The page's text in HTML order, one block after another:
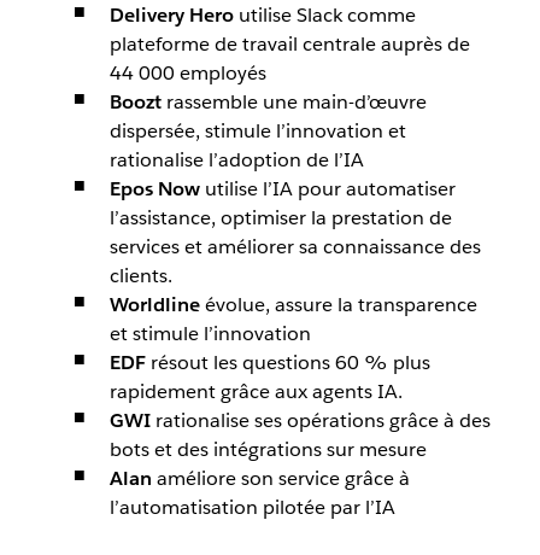
Delivery Hero utilise Slack comme
plateforme de travail centrale auprès de
44 000 employés
Booztrassemble une main-d’œuvre
dispersée, stimule l’innovation et
rationalise l’adoption de l’IA
Epos Now utilise l’IA pour automatiser
l’assistance, optimiser la prestation de
services et améliorer sa connaissance des
clients.
Worldlineévolue, assure la transparence
et stimule l’innovation
EDFrésout les questions 60 % plus
rapidement grâce aux agents IA.
GWI rationalise ses opérations grâce à des
bots et des intégrations sur mesure
Alan améliore son service grâce à
l’automatisation pilotée par l’IA